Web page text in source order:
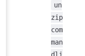
un
zip
com
man
dli